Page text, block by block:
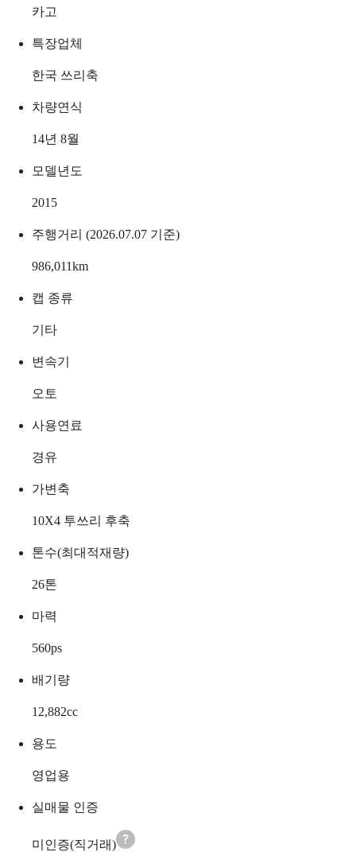
카고
특장업체
한국 쓰리축
차량연식
14년 8월
모델년도
2015
주행거리 (2026.07.07 기준)
986,011km
캡 종류
기타
변속기
오토
사용연료
경유
가변축
10X4 투쓰리 후축
톤수(최대적재량)
26톤
마력
560ps
배기량
12,882cc
용도
영업용
실매물 인증
미인증(직거래)